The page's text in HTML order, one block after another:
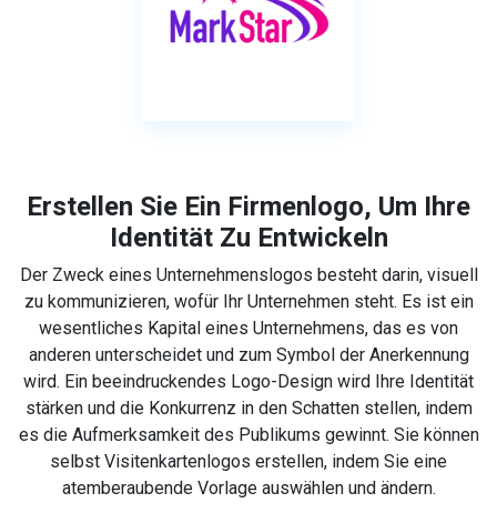
Erstellen Sie Ein Firmenlogo, Um Ihre
Identität Zu Entwickeln
Der Zweck eines Unternehmenslogos besteht darin, visuell
zu kommunizieren, wofür Ihr Unternehmen steht. Es ist ein
wesentliches Kapital eines Unternehmens, das es von
anderen unterscheidet und zum Symbol der Anerkennung
wird. Ein beeindruckendes Logo-Design wird Ihre Identität
stärken und die Konkurrenz in den Schatten stellen, indem
es die Aufmerksamkeit des Publikums gewinnt. Sie können
selbst Visitenkartenlogos erstellen, indem Sie eine
atemberaubende Vorlage auswählen und ändern.